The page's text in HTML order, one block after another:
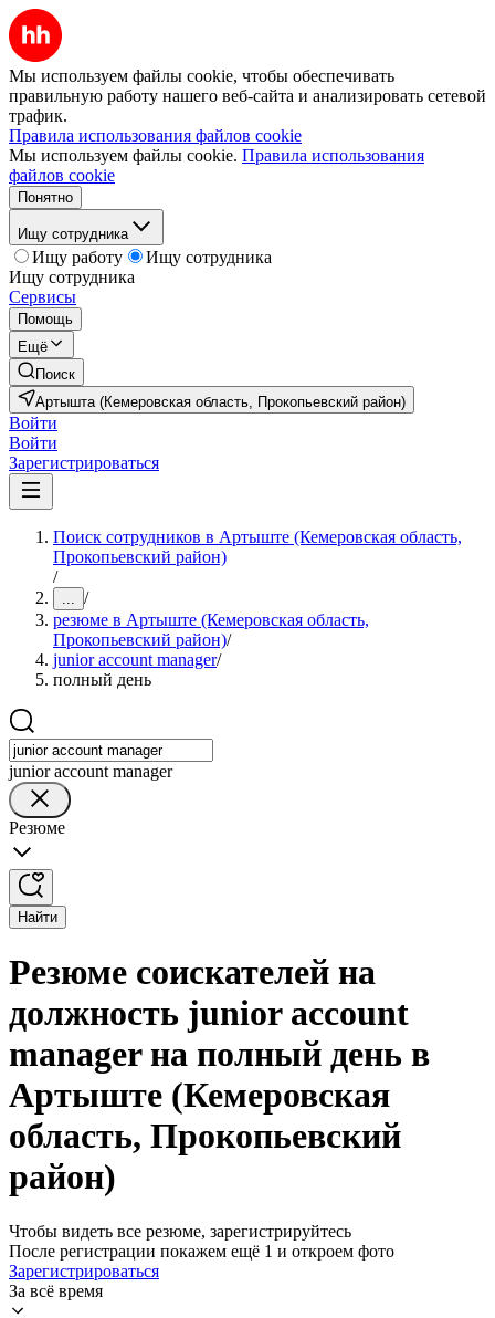
Мы используем файлы cookie, чтобы обеспечивать
правильную работу нашего веб-сайта и анализировать сетевой
трафик.
Правила использования файлов cookie
Мы используем файлы cookie. Правила использования
файлов cookie
Понятно
Ищу сотрудника
Ищу работу
Ищу сотрудника
Ищу сотрудника
Сервисы
Помощь
Ещё
Поиск
Артышта (Кемеровская область, Прокопьевский район)
Войти
Войти
Зарегистрироваться
Поиск сотрудников в Артыште (Кемеровская область,
Прокопьевский район)
/
... /
резюме в Артыште (Кемеровская область,
Прокопьевский район)/
junior account manager/
полный день
junior account manager
Резюме
Найти
Резюме соискателей на
должность junior account
manager на полный день в
Артыште (Кемеровская
область, Прокопьевский
район)
Чтобы видеть все резюме, зарегистрируйтесь
После регистрации покажем ещё 1 и откроем фото
Зарегистрироваться
За всё время